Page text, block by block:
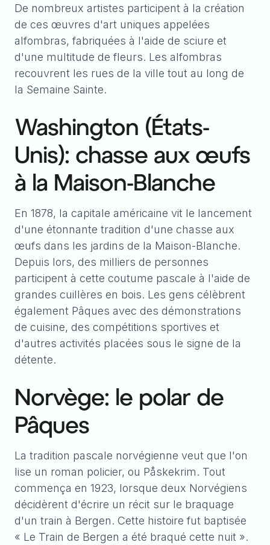
De nombreux artistes participent à la création
de ces œuvres d'art uniques appelées
alfombras, fabriquées à l'aide de sciure et
d'une multitude de fleurs. Les alfombras
recouvrent les rues de la ville tout au long de
la Semaine Sainte.
Washington (États-
Unis): chasse aux œufs
à la Maison-Blanche
En 1878, la capitale américaine vit le lancement
d'une étonnante tradition d'une chasse aux
œufs dans les jardins de la Maison-Blanche.
Depuis lors, des milliers de personnes
participent à cette coutume pascale à l'aide de
grandes cuillères en bois. Les gens célèbrent
également Pâques avec des démonstrations
de cuisine, des compétitions sportives et
d'autres activités placées sous le signe de la
détente.
Norvège: le polar de
Pâques
La tradition pascale norvégienne veut que l'on
lise un roman policier, ou Påskekrim. Tout
commença en 1923, lorsque deux Norvégiens
décidèrent d'écrire un récit sur le braquage
d'un train à Bergen. Cette histoire fut baptisée
« Le Train de Bergen a été braqué cette nuit ».